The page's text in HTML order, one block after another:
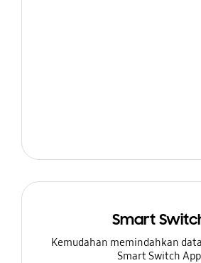
Smart
Kemudahan memindahkan
Smart Switch App